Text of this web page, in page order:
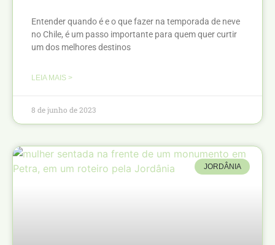
Entender quando é e o que fazer na temporada de neve
no Chile, é um passo importante para quem quer curtir
um dos melhores destinos
LEIA MAIS >
8 de junho de 2023
JORDÂNIA